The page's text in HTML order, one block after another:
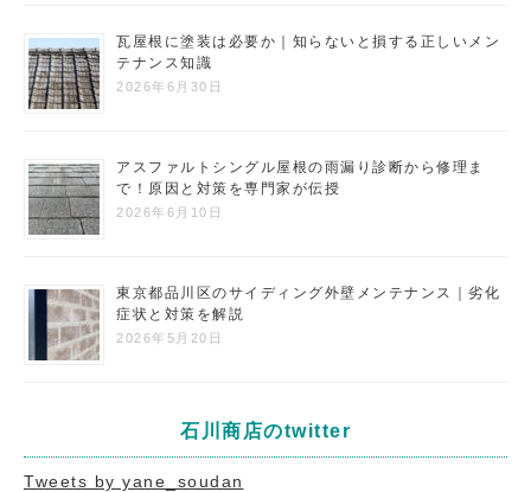
瓦屋根に塗装は必要か｜知らないと損する正しいメン
テナンス知識
2026年6月30日
アスファルトシングル屋根の雨漏り診断から修理ま
で！原因と対策を専門家が伝授
2026年6月10日
東京都品川区のサイディング外壁メンテナンス｜劣化
症状と対策を解説
2026年5月20日
石川商店のtwitter
Tweets by yane_soudan